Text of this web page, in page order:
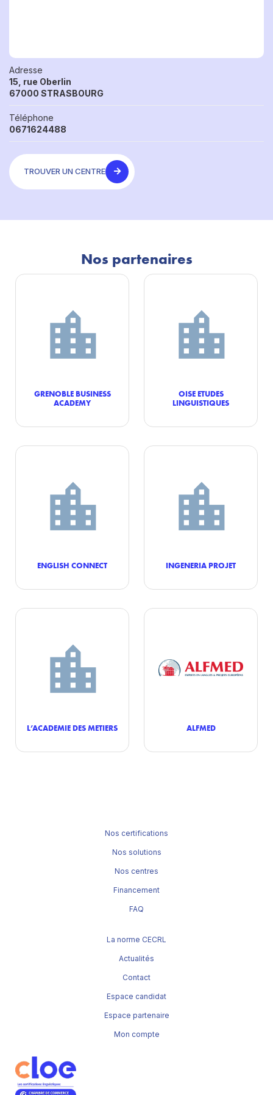
Adresse
15, rue Oberlin
67000 STRASBOURG
Téléphone
0671624488
TROUVER UN CENTRE
Nos partenaires
GRENOBLE BUSINESS
ACADEMY
OISE ETUDES
LINGUISTIQUES
ENGLISH CONNECT INGENERIA PROJET
L’ACADEMIE DES METIERS ALFMED
Nos certifications
Nos solutions
Nos centres
Financement
FAQ
La norme CECRL
Actualités
Contact
Espace candidat
Espace partenaire
Mon compte